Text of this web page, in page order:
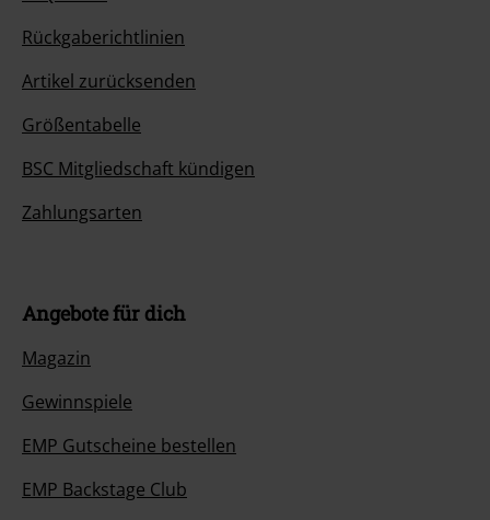
Rückgaberichtlinien
Artikel zurücksenden
Größentabelle
BSC Mitgliedschaft kündigen
Zahlungsarten
Angebote für dich
Magazin
Gewinnspiele
EMP Gutscheine bestellen
EMP Backstage Club